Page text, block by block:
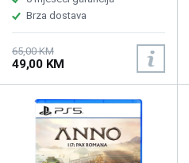
Brza dostava
65,00 KM
49,00 KM